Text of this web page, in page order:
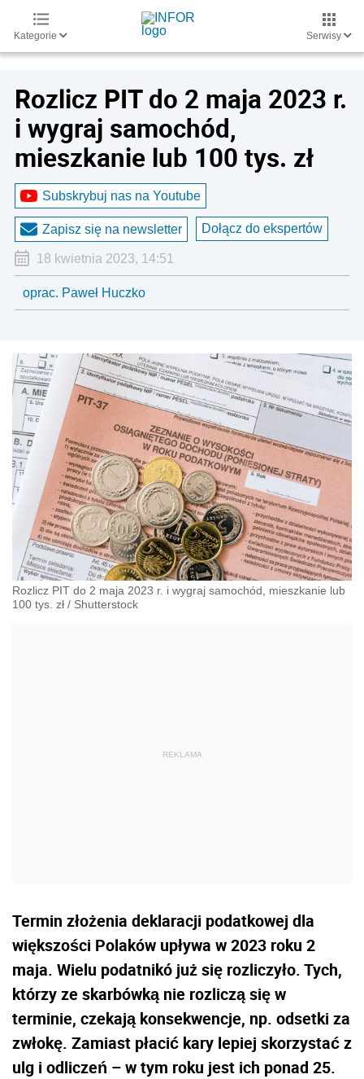
Kategorie Serwisy
Rozlicz PIT do 2 maja 2023 r.
i wygraj samochód,
mieszkanie lub 100 tys. zł
Subskrybuj nas na Youtube
Zapisz się na newsletter Dołącz do ekspertów
18 kwietnia 2023, 14:51
oprac. Paweł Huczko
Rozlicz PIT do 2 maja 2023 r. i wygraj samochód, mieszkanie lub
100 tys. zł / Shutterstock
Termin złożenia deklaracji podatkowej dla
większości Polaków upływa w 2023 roku 2
maja. Wielu podatnikó już się rozliczyło. Tych,
którzy ze skarbówką nie rozliczą się w
terminie, czekają konsekwencje, np. odsetki za
zwłokę. Zamiast płacić kary lepiej skorzystać z
ulg i odliczeń – w tym roku jest ich ponad 25.